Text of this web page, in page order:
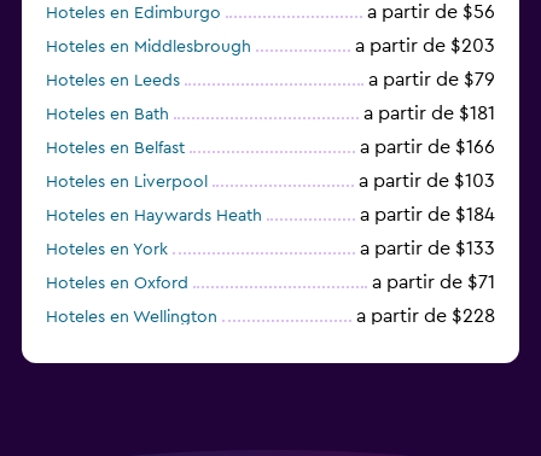
Hoteles en Edimburgo a partir de $56
Hoteles en Middlesbrough a partir de $203
Hoteles en Leeds a partir de $79
Hoteles en Bath a partir de $181
Hoteles en Belfast a partir de $166
Hoteles en Liverpool a partir de $103
Hoteles en Haywards Heath a partir de $184
Hoteles en York a partir de $133
Hoteles en Oxford a partir de $71
Hoteles en Wellington a partir de $228